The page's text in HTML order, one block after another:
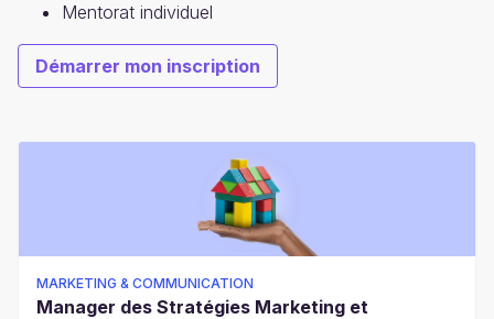
Mentorat individuel
Démarrer mon inscription
MARKETING & COMMUNICATION
Manager des Stratégies Marketing et